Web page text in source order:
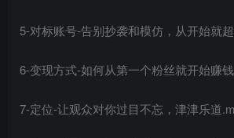
5-对标账号-告别抄袭和模仿，从开始就
6-变现方式-如何从第一个粉丝就开始赚
7-定位-让观众对你过目不忘，津津乐道